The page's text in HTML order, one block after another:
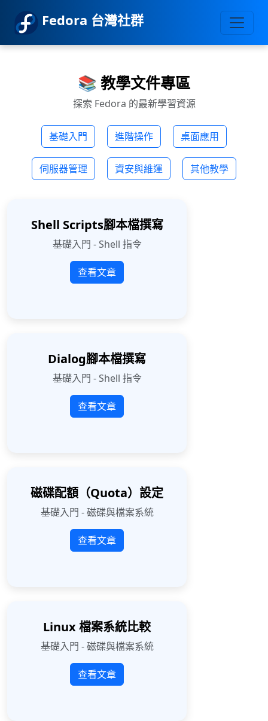
Fedora 台灣社群
📚 教學文件專區
探索 Fedora 的最新學習資源
基礎入門 進階操作 桌面應用
伺服器管理 資安與維運 其他教學
Shell Scripts腳本檔撰寫
基礎入門 - Shell 指令
查看文章
Dialog腳本檔撰寫
基礎入門 - Shell 指令
查看文章
磁碟配額（Quota）設定
基礎入門 - 磁碟與檔案系統
查看文章
Linux 檔案系統比較
基礎入門 - 磁碟與檔案系統
查看文章